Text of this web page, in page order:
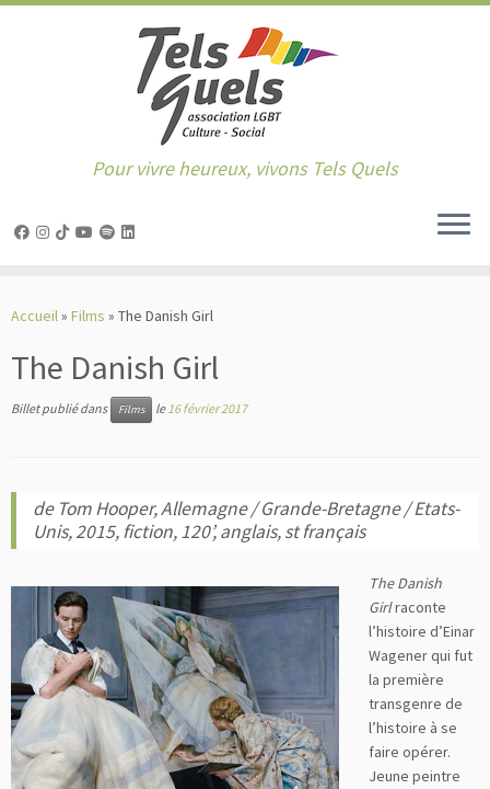
au
Pour vivre heureux, vivons Tels Quels
Accueil» Films » The Danish Girl
The Danish Girl
Billet publié dans Films le 16 février 2017
de Tom Hooper, Allemagne / Grande-Bretagne / Etats-
Unis, 2015, fiction, 120’, anglais, st français
The Danish
Girlraconte
l’histoire d’Einar
Wagener qui fut
la première
transgenre de
l’histoire à se
faire opérer.
Jeune peintre